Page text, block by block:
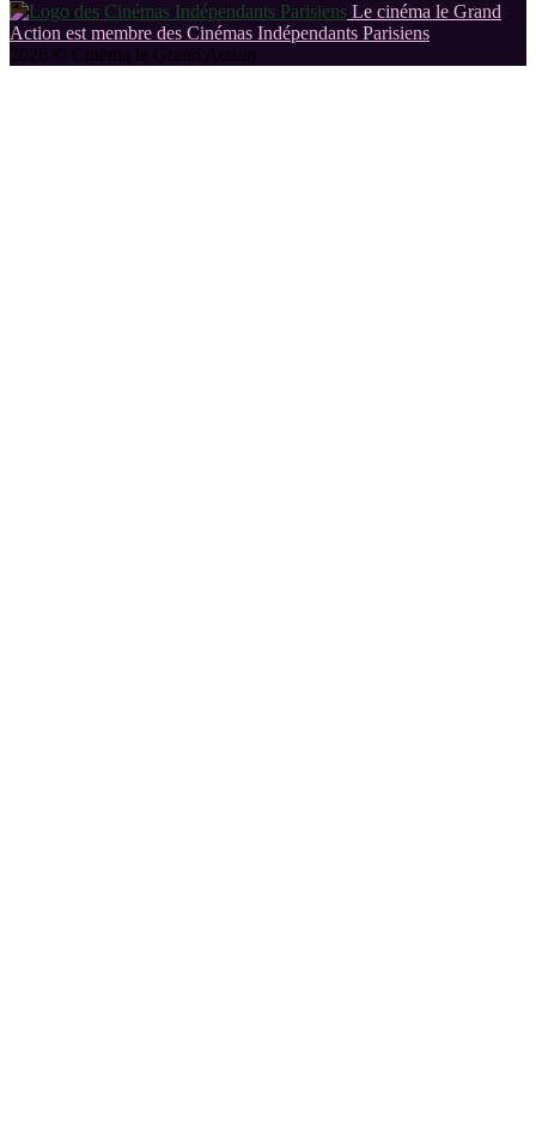
Le cinéma le Grand
Action est membre des Cinémas Indépendants Parisiens
2026 © Cinéma le Grand Action